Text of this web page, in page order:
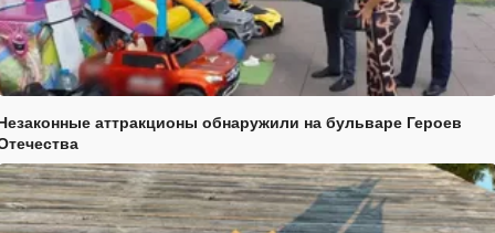
аттракционы обнаружили на бульваре Героев